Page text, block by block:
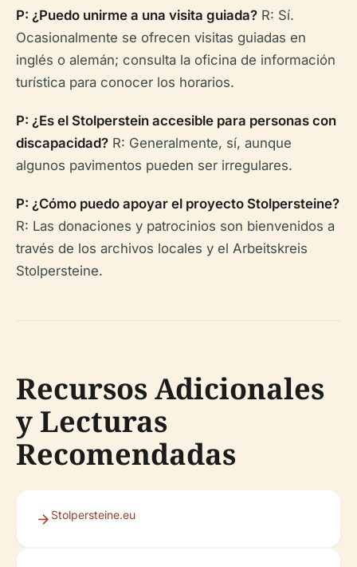
P: ¿Puedo unirme a una visita guiada? R: Sí.
Ocasionalmente se ofrecen visitas guiadas en
inglés o alemán; consulta la oficina de información
turística para conocer los horarios.
P: ¿Es el Stolperstein accesible para personas con
discapacidad? R: Generalmente, sí, aunque
algunos pavimentos pueden ser irregulares.
P: ¿Cómo puedo apoyar el proyecto Stolpersteine?
R: Las donaciones y patrocinios son bienvenidos a
través de los archivos locales y el Arbeitskreis
Stolpersteine.
Recursos Adicionales
y Lecturas
Recomendadas
Stolpersteine.eu